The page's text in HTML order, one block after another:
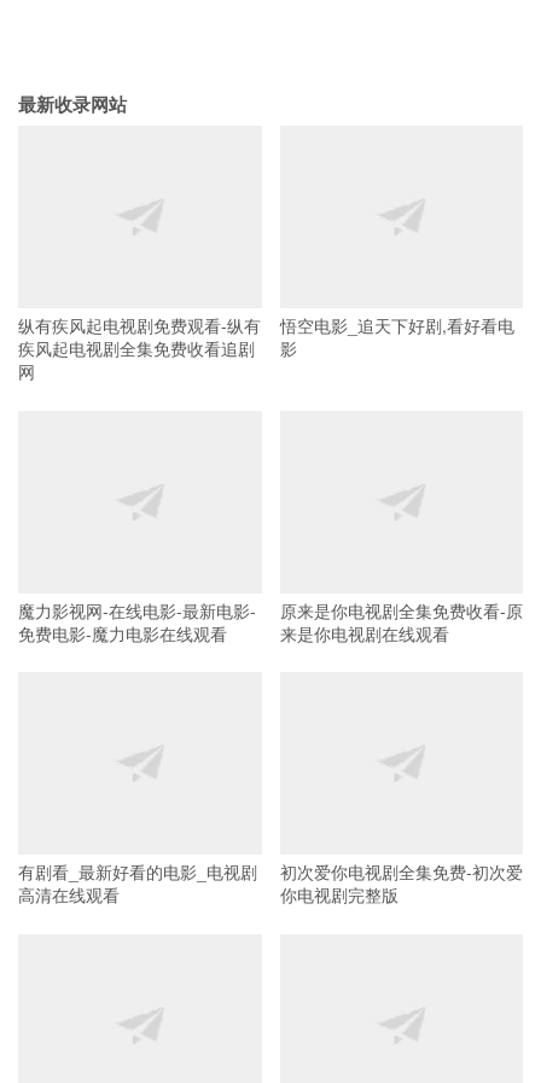
最新收录网站
纵有疾风起电视剧免费观看-纵有
疾风起电视剧全集免费收看追剧
网
悟空电影_追天下好剧,看好看电
影
魔力影视网-在线电影-最新电影-
免费电影-魔力电影在线观看
原来是你电视剧全集免费收看-原
来是你电视剧在线观看
有剧看_最新好看的电影_电视剧
高清在线观看
初次爱你电视剧全集免费-初次爱
你电视剧完整版